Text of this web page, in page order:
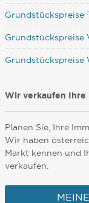
Grundstückspreise
Grundstückspreise
Grundstückspreise
Wir verkaufen
Planen Sie, Ihre
Wir haben
Markt kennen und
verkaufen.